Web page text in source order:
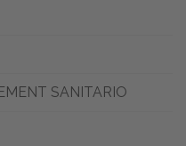
SANITARIO